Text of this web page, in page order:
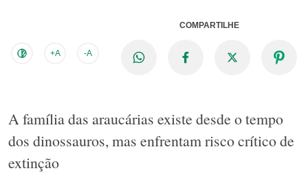
+A -A
COMPARTILHE
A família das araucárias existe desde o tempo
dos dinossauros, mas enfrentam risco crítico de
extinção